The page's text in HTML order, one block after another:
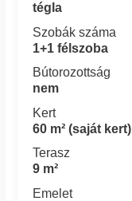
tégla
Szobák száma
1+1 félszoba
Bútorozottság
nem
Kert
60 m² (saját kert)
Terasz
9 m²
Emelet